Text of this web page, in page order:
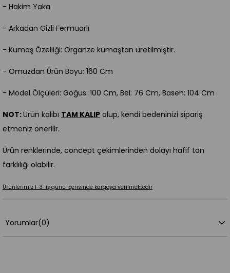
- Hakim Yaka
- Arkadan Gizli Fermuarlı
- Kumaş Özelliği: Organze kumaştan üretilmiştir.
- Omuzdan Ürün Boyu: 160 Cm
- Model Ölçüleri: Göğüs: 100 Cm, Bel: 76 Cm, Basen: 104 Cm
NOT:Ürün kalıbı TAM KALIP olup, kendi bedeninizi sipariş
etmeniz önerilir.
Ürün renklerinde, concept çekimlerinden dolayı hafif ton
farklılığı olabilir.
Ürünlerimiz 1-3 iş günü içerisinde kargoya verilmektedir
Yorumlar(0)